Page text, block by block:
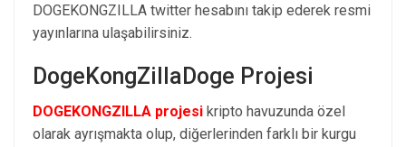
DOGEKONGZILLA twitter hesabını takip ederek resmi
yayınlarına ulaşabilirsiniz.
DogeKongZillaDoge Projesi
DOGEKONGZILLA projesi kripto havuzunda özel
olarak ayrışmakta olup, diğerlerinden farklı bir kurgu